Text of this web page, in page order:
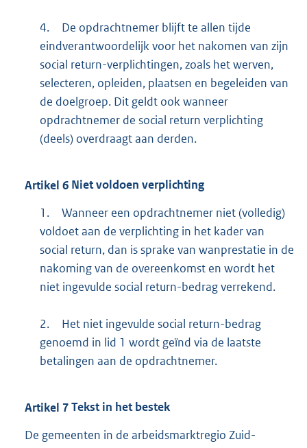
4.
De opdrachtnemer blijft te allen tijde
eindverantwoordelijk voor het nakomen van zijn
social return-verplichtingen, zoals het werven,
selecteren, opleiden, plaatsen en begeleiden van
de doelgroep. Dit geldt ook wanneer
opdrachtnemer de social return verplichting
(deels) overdraagt aan derden.
Artikel 6 Niet voldoen verplichting
1.
Wanneer een opdrachtnemer niet (volledig)
voldoet aan de verplichting in het kader van
social return, dan is sprake van wanprestatie in de
nakoming van de overeenkomst en wordt het
niet ingevulde social return-bedrag verrekend.
2.
Het niet ingevulde social return-bedrag
genoemd in lid 1 wordt geïnd via de laatste
betalingen aan de opdrachtnemer.
Artikel 7Tekst in het bestek
De gemeenten in de arbeidsmarktregio Zuid-